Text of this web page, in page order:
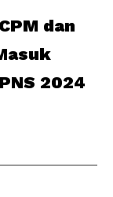
dan
2024